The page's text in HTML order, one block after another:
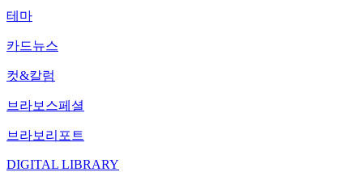
테마
카드뉴스
컷&칼럼
브라보스페셜
브라보리포트
DIGITAL LIBRARY